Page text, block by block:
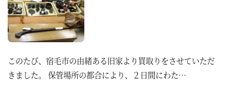
このたび、宿毛市の由緒ある旧家より買取りをさせていただ
きました。 保管場所の都合により、２日間にわた…